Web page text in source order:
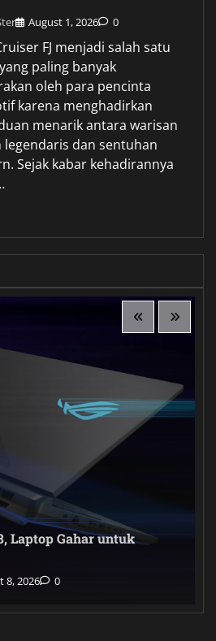
August 1, 2026 0
FJ menjadi salah satu
paling banyak
oleh para pencinta
karena menghadirkan
menarik antara warisan
legendaris dan sentuhan
Sejak kabar kehadirannya
Laptop Gahar untuk
8, 2026 0